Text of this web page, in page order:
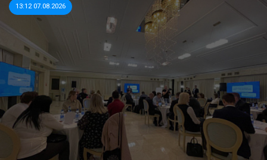
13:12 07.08.2026